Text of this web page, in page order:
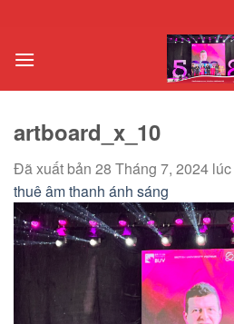
nội
artboard_x_10
Đã xuất bản 28 Tháng 7, 2024 lúc
thuê âm thanh ánh sáng